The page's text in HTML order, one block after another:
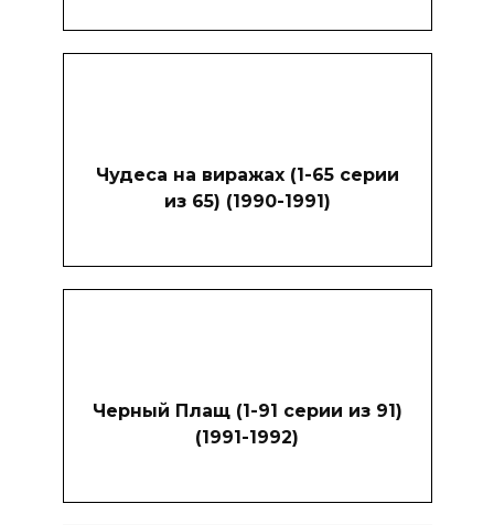
Чудеса на виражах (1-65 серии
из 65) (1990-1991)
Черный Плащ (1-91 серии из 91)
(1991-1992)